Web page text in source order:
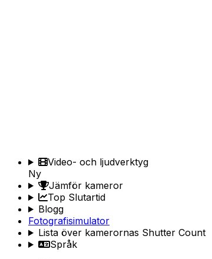
Video- och ljudverktyg
Ny
Jämför kameror
Top Slutartid
Blogg
Fotografisimulator
Lista över kamerornas Shutter Count
Språk